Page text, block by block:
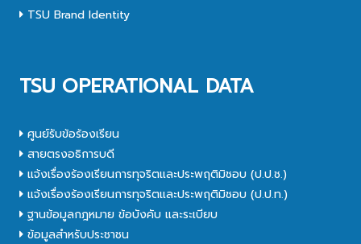
TSU Brand Identity
TSU OPERATIONAL DATA
ศูนย์รับข้อร้องเรียน
สายตรงอธิการบดี
แจ้งเรื่องร้องเรียนการทุจริตและประพฤติมิชอบ (ป.ป.ช.)
แจ้งเรื่องร้องเรียนการทุจริตและประพฤติมิชอบ (ป.ป.ท.)
ฐานข้อมูลกฎหมาย ข้อบังคับ และระเบียบ
ข้อมูลสำหรับประชาชน